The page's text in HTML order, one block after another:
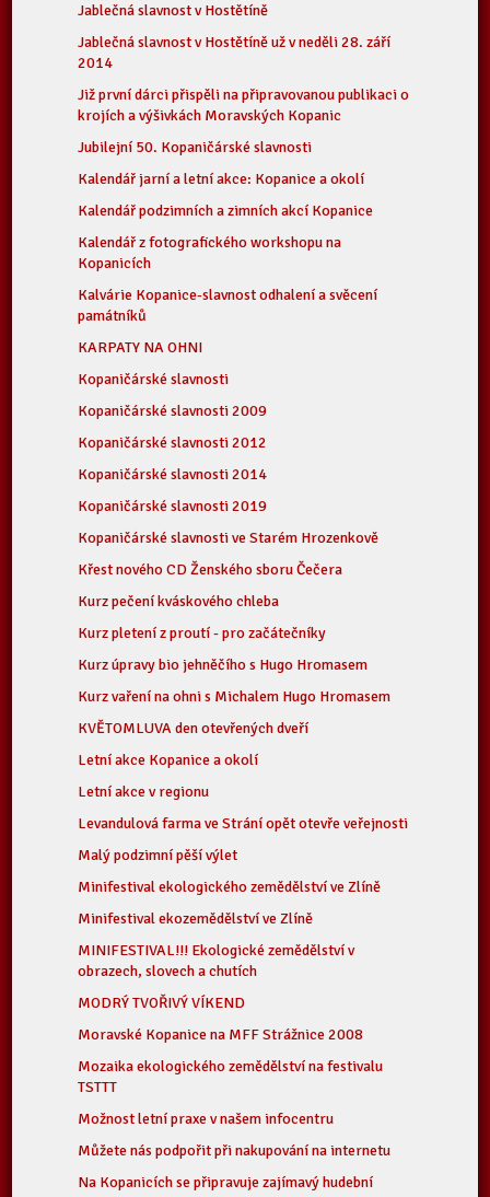
Jablečná slavnost v Hostětíně
Jablečná slavnost v Hostětíně už v neděli 28. září
2014
Již první dárci přispěli na připravovanou publikaci o
krojích a výšivkách Moravských Kopanic
Jubilejní 50. Kopaničárské slavnosti
Kalendář jarní a letní akce: Kopanice a okolí
Kalendář podzimních a zimních akcí Kopanice
Kalendář z fotografického workshopu na
Kopanicích
Kalvárie Kopanice-slavnost odhalení a svěcení
památníků
KARPATY NA OHNI
Kopaničárské slavnosti
Kopaničárské slavnosti 2009
Kopaničárské slavnosti 2012
Kopaničárské slavnosti 2014
Kopaničárské slavnosti 2019
Kopaničárské slavnosti ve Starém Hrozenkově
Křest nového CD Ženského sboru Čečera
Kurz pečení kváskového chleba
Kurz pletení z proutí - pro začátečníky
Kurz úpravy bio jehněčího s Hugo Hromasem
Kurz vaření na ohni s Michalem Hugo Hromasem
KVĚTOMLUVA den otevřených dveří
Letní akce Kopanice a okolí
Letní akce v regionu
Levandulová farma ve Strání opět otevře veřejnosti
Malý podzimní pěší výlet
Minifestival ekologického zemědělství ve Zlíně
Minifestival ekozemědělství ve Zlíně
MINIFESTIVAL!!! Ekologické zemědělství v
obrazech, slovech a chutích
MODRÝ TVOŘIVÝ VÍKEND
Moravské Kopanice na MFF Strážnice 2008
Mozaika ekologického zemědělství na festivalu
TSTTT
Možnost letní praxe v našem infocentru
Můžete nás podpořit při nakupování na internetu
Na Kopanicích se připravuje zajímavý hudební